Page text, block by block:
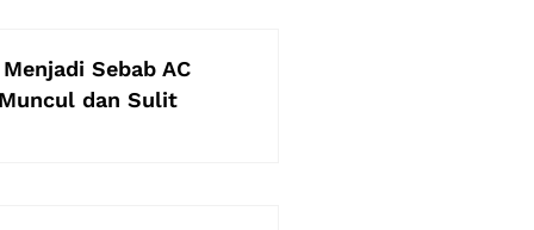
Sebab AC
dan Sulit